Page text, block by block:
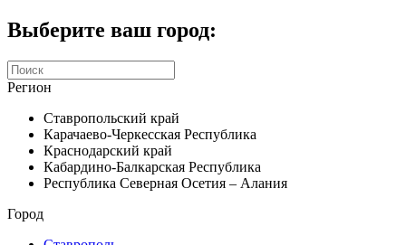
Выберите ваш город:
Регион
Ставропольский край
Карачаево-Черкесская Республика
Краснодарский край
Кабардино-Балкарская Республика
Республика Северная Осетия – Алания
Город